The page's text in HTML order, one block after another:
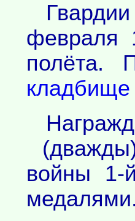
февраля
полёта.
кладбище
войны
медалями.